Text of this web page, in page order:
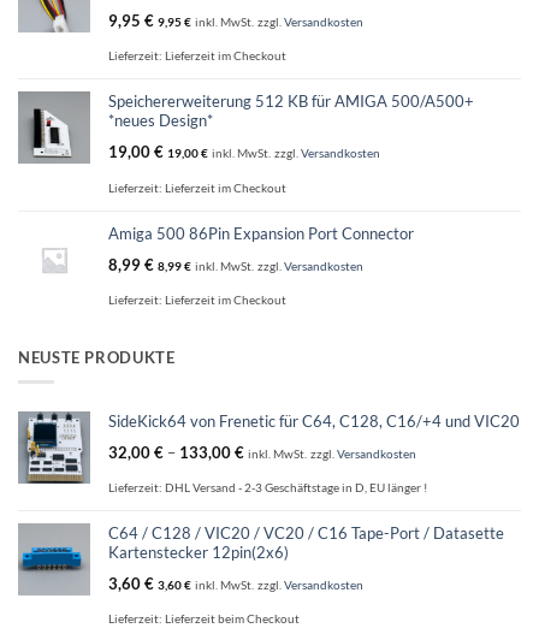
9,95 € 9,95€ inkl. MwSt. zzgl. Versandkosten
Lieferzeit: Lieferzeit im Checkout
Speichererweiterung 512 KB für AMIGA 500/A500+
*neues Design*
19,00€ 19,00€ inkl. MwSt. zzgl. Versandkosten
Lieferzeit: Lieferzeit im Checkout
Amiga 500 86Pin Expansion Port Connector
8,99€ 8,99€ inkl. MwSt. zzgl. Versandkosten
Lieferzeit: Lieferzeit im Checkout
NEUSTE PRODUKTE
SideKick64 von Frenetic für C64, C128, C16/+4 und VIC20
32,00€ – 133,00€ inkl. MwSt. zzgl. Versandkosten
Lieferzeit: DHL Versand - 2-3 Geschäftstage in D, EU länger !
C64 / C128 / VIC20 / VC20 / C16 Tape-Port / Datasette
Kartenstecker 12pin(2x6)
3,60€ 3,60€ inkl. MwSt. zzgl. Versandkosten
Lieferzeit: Lieferzeit beim Checkout